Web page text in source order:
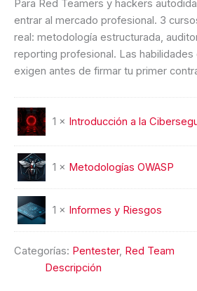
Para Red Teamers y hackers
entrar al mercado profesional. 3
real: metodología estructurada,
reporting profesional. Las habilidades
exigen antes de firmar tu primer
1 × Introducción a la
1 × Metodologías OWASP
1 × Informes y Riesgos
Categorías: Pentester, Red Team
Descripción